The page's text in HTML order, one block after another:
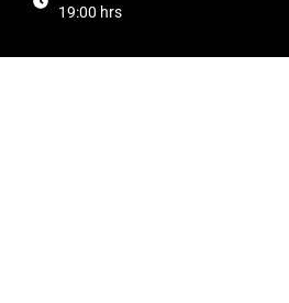
19:00 hrs